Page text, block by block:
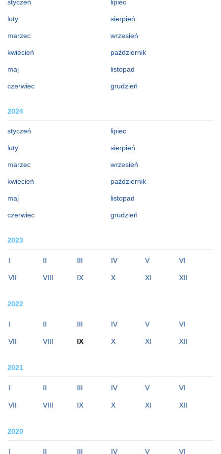
styczeń
luty
marzec
kwiecień
maj
czerwiec
lipiec
sierpień
wrzesień
październik
listopad
grudzień
2024
styczeń
luty
marzec
kwiecień
maj
czerwiec
lipiec
sierpień
wrzesień
październik
listopad
grudzień
2023
I II III IV V VI
VII VIII IX X XI XII
2022
I II III IV V VI
VII VIII IX X XI XII
2021
I II III IV V VI
VII VIII IX X XI XII
2020
I II III IV V VI